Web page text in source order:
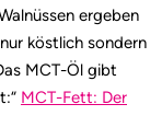
ergeben
köstlich sondern
MCT-Öl gibt
MCT-Fett: Der